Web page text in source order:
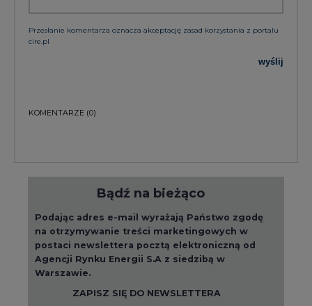
Przesłanie komentarza oznacza akceptację zasad korzystania z portalu
cire.pl
wyślij
KOMENTARZE (0)
Bądź na bieżąco
Podając adres e-mail wyrażają Państwo zgodę
na otrzymywanie treści marketingowych w
postaci newslettera pocztą elektroniczną od
Agencji Rynku Energii S.A z siedzibą w
Warszawie.
ZAPISZ SIĘ DO NEWSLETTERA